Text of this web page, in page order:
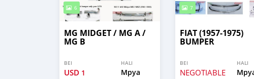
6
MG MIDGET / MG A /
MG B
BEI
USD 1
HALI
Mpya
7
FIAT (1957-1975)
BUMPER
BEI
NEGOTIABLE
HALI